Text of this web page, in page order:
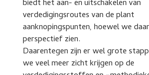
biedt het aan- en uitschakelen van
verdedigingsroutes van de plant
aanknopingspunten, hoewel we
perspectief zien.
Daarentegen zijn er wel grote
we veel meer zicht krijgen op de